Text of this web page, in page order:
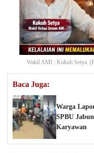
Wakil AMI : Kukuh Setya.
Baca Juga:
Warga
SPBU
Karyawan